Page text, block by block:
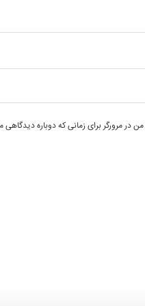
در مرورگر برای زمانی که دوباره